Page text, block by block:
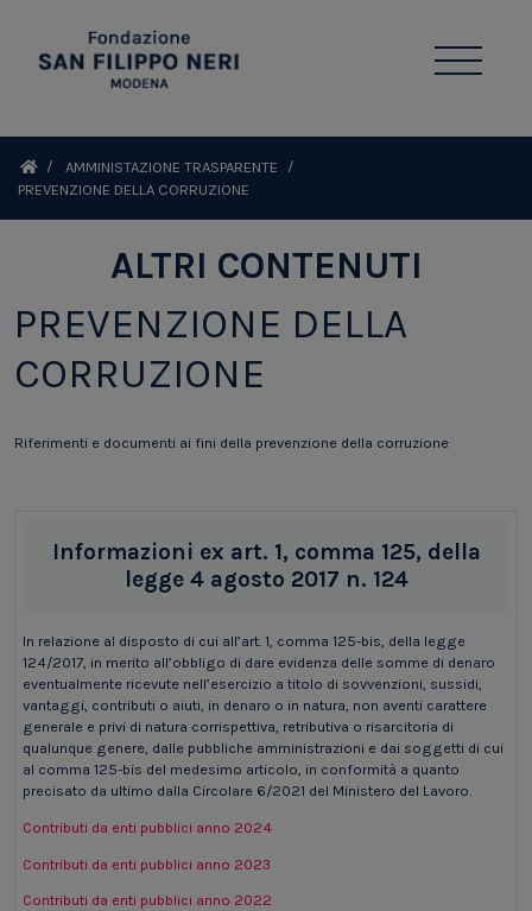
AMMINISTAZIONE TRASPARENTE
PREVENZIONE DELLA CORRUZIONE
ALTRI CONTENUTI
PREVENZIONE DELLA
CORRUZIONE
Riferimenti e documenti ai fini della prevenzione della corruzione
Informazioni ex art. 1, comma 125, della
legge 4 agosto 2017 n. 124
In relazione al disposto di cui all’art. 1, comma 125-bis, della legge
124/2017, in merito all’obbligo di dare evidenza delle somme di denaro
eventualmente ricevute nell’esercizio a titolo di sovvenzioni, sussidi,
vantaggi, contributi o aiuti, in denaro o in natura, non aventi carattere
generale e privi di natura corrispettiva, retributiva o risarcitoria di
qualunque genere, dalle pubbliche amministrazioni e dai soggetti di cui
al comma 125-bis del medesimo articolo, in conformità a quanto
precisato da ultimo dalla Circolare 6/2021 del Ministero del Lavoro.
Contributi da enti pubblici anno 2024
Contributi da enti pubblici anno 2023
Contributi da enti pubblici anno 2022